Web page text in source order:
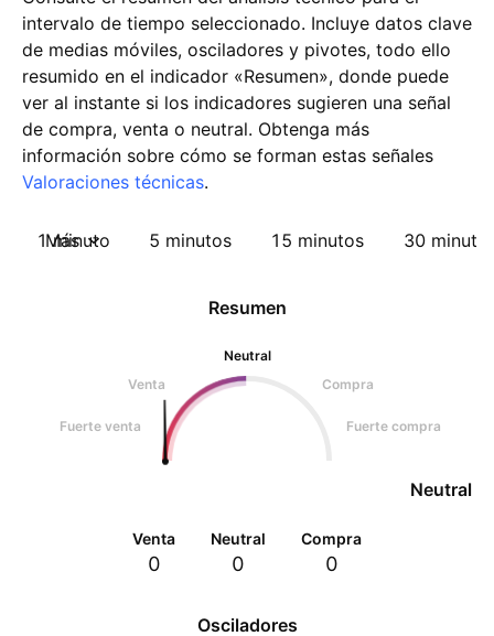
intervalo de tiempo seleccionado. Incluye datos clave
de medias móviles, osciladores y pivotes, todo ello
resumido en el indicador «Resumen», donde puede
ver al instante si los indicadores sugieren una señal
de compra, venta o neutral. Obtenga más
información sobre cómo se forman estas señales
Valoraciones técnicas.
1 minuto 5 minutos 15 minutos 30
Más
Osciladores
Resumen
Neutral
Venta
Compra
Fuerte venta Fuerte compra
Neutral
Venta
0
Neutral
0
Compra
0